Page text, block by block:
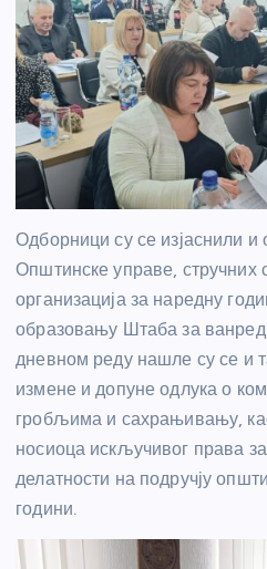
Одборници су се изјаснили и
Општинске управе, стручних
организација за наредну
образовању Штаба за
дневном реду нашле су се и
измене и допуне одлука о
гробљима и сахрањивању,
носиоца искључивог права
делатности на подручју
години.